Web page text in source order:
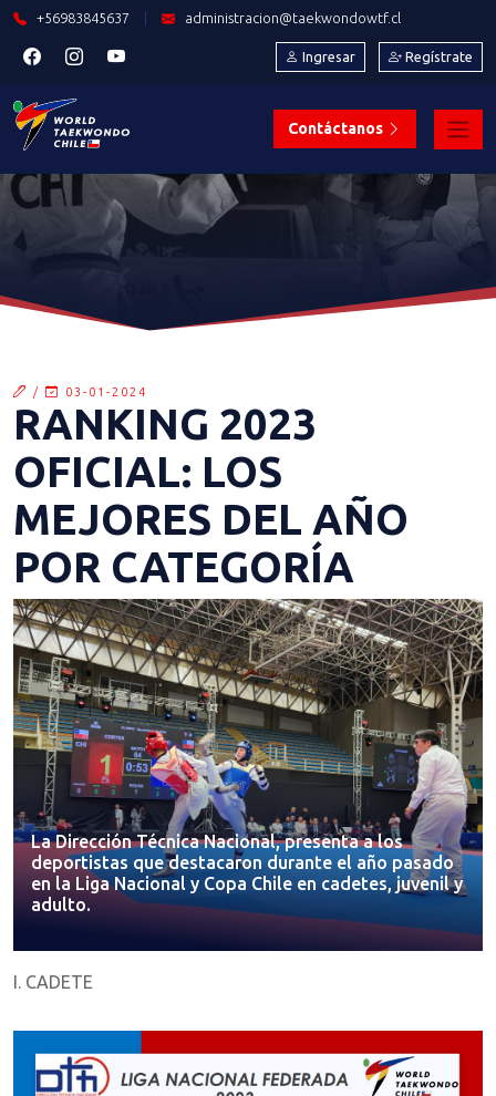
+56983845637 administracion@taekwondowtf.cl
Ingresar Regístrate
Contáctanos
/ 03-01-2024
RANKING 2023
OFICIAL: LOS
MEJORES DEL AÑO
POR CATEGORÍA
La Dirección Técnica Nacional, presenta a los
deportistas que destacaron durante el año pasado
en la Liga Nacional y Copa Chile en cadetes, juvenil y
adulto.
I. CADETE